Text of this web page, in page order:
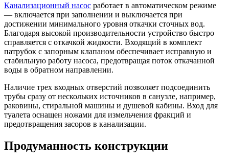
Канализационный насос работает в автоматическом режиме
— включается при заполнении и выключается при
достижении минимального уровня откачки сточных вод.
Благодаря высокой производительности устройство быстро
справляется с откачкой жидкости. Входящий в комплект
патрубок с запорным клапаном обеспечивает исправную и
стабильную работу насоса, предотвращая поток откачанной
воды в обратном направлении.
Наличие трех входных отверстий позволяет подсоединить
трубы сразу от нескольких источников в санузле, например,
раковины, стиральной машины и душевой кабины. Вход для
туалета оснащен ножами для измельчения фракций и
предотвращения засоров в канализации.
Продуманность конструкции